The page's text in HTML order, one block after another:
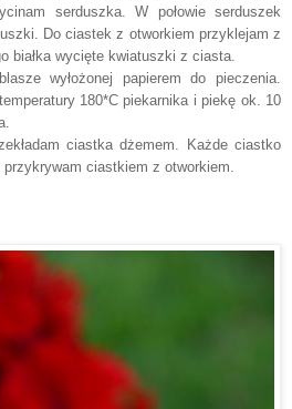
serduszka. W połowie serduszek
Do ciastek z otworkiem przyklejam z
białka wycięte kwiatuszki z ciasta.
wyłożonej papierem do pieczenia.
180*C piekarnika i piekę ok. 10
ciastka dżemem. Każde ciastko
ciastkiem z otworkiem.